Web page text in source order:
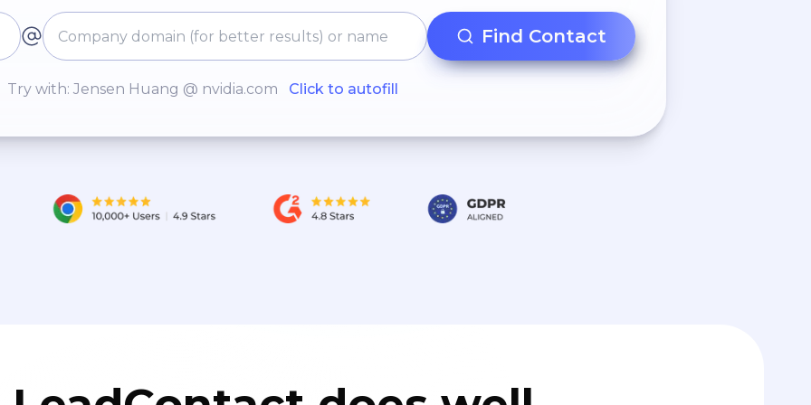
Find Contact
Try with: Jensen Huang @ nvidia.com Click to autofill